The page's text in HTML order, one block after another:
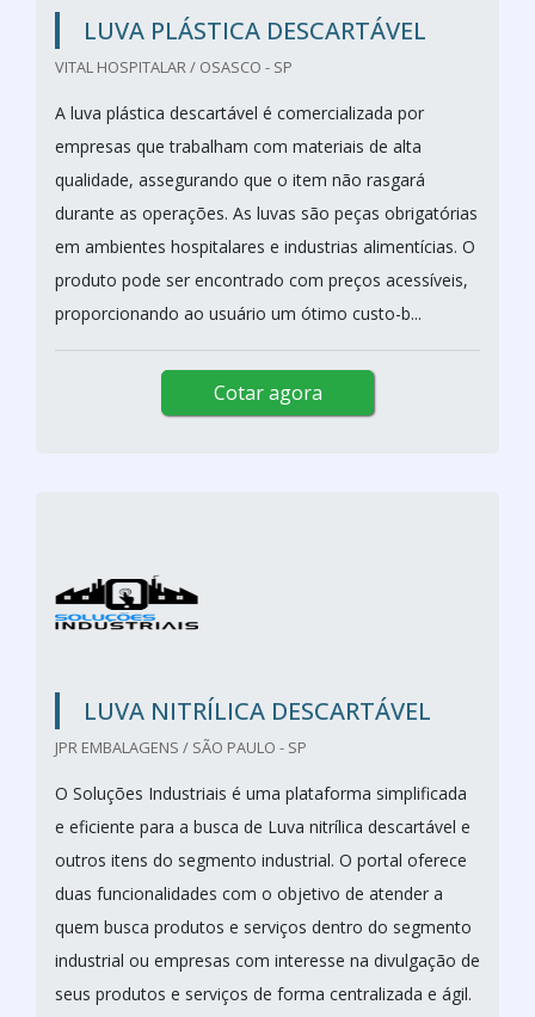
LUVA PLÁSTICA DESCARTÁVEL
VITAL HOSPITALAR / OSASCO - SP
A luva plástica descartável é comercializada por
empresas que trabalham com materiais de alta
qualidade, assegurando que o item não rasgará
durante as operações. As luvas são peças obrigatórias
em ambientes hospitalares e industrias alimentícias. O
produto pode ser encontrado com preços acessíveis,
proporcionando ao usuário um ótimo custo-b...
Cotar agora
LUVA NITRÍLICA DESCARTÁVEL
JPR EMBALAGENS / SÃO PAULO - SP
O Soluções Industriais é uma plataforma simplificada
e eficiente para a busca de Luva nitrílica descartável e
outros itens do segmento industrial. O portal oferece
duas funcionalidades com o objetivo de atender a
quem busca produtos e serviços dentro do segmento
industrial ou empresas com interesse na divulgação de
seus produtos e serviços de forma centralizada e ágil.